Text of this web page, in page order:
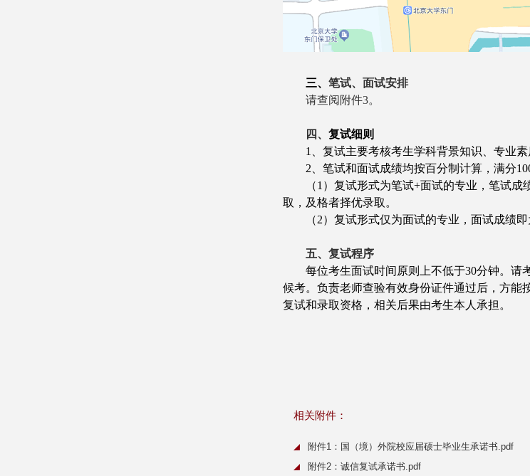
三、 笔试、面试安排
请查阅附件3。
四、 复试细则
1、复试主要考核考生学科背景知识、专业
2、笔试和面试成绩均按百分制计算，满分
（1）复试形式为笔试+面试的专业，笔试
取，及格者择优录取。
（2）复试形式仅为面试的专业，面试成绩
五、 复试程序
每位考生面试时间原则上不低于30分钟。请
候考。负责老师查验有效身份证件通过后，方能
复试和录取资格，相关后果由考生本人承担。
相关附件：
附件1：国（境）外院校应届硕士毕业生承诺书.pdf
附件2：诚信复试承诺书.pdf